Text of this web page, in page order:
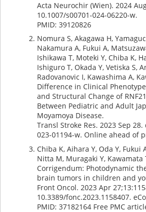
Acta Neurochir (Wien). 2024
10.1007/s00701-024-06220-w.
PMID: 39120826
Nomura S, Akagawa H,
Nakamura A, Fukui A,
Ishikawa T, Moteki Y, Chiba K,
Ishiguro T, Okada Y, Vetiska S,
Radovanovic I, Kawashima A,
Difference in Clinical
and Structural Change of
Between Pediatric and Adult
Moyamoya Disease.
Transl Stroke Res. 2023 Sep
023-01194-w. Online ahead of
Chiba K, Aihara Y, Oda Y, Fukui
Nitta M, Muragaki Y, Kawamata
Corrigendum: Photodynamic
brain tumors in children and
Front Oncol. 2023 Apr
10.3389/fonc.2023.1158407.
PMID: 37182164 Free PMC